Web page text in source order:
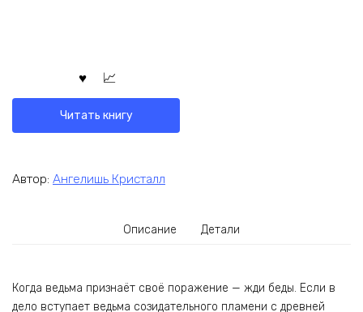
Читать книгу
Автор: Ангелишь Кристалл
Описание Детали
Когда ведьма признаёт своё поражение — жди беды. Если в
дело вступает ведьма созидательного пламени с древней